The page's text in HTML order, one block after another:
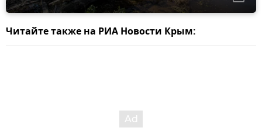
Читайте также на РИА Новости Крым: